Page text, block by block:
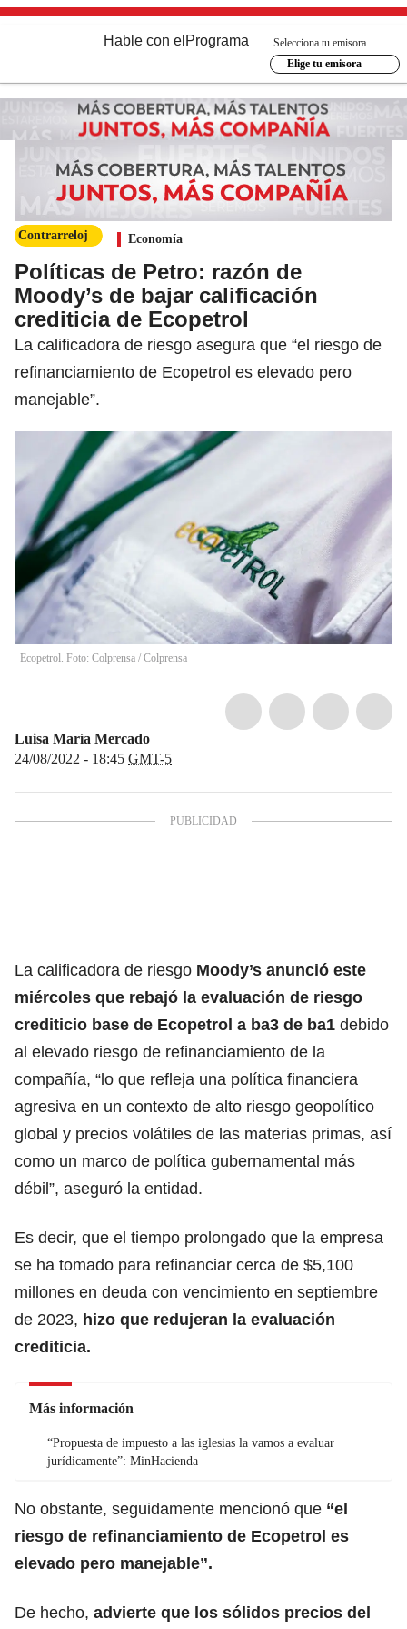
Hable con el Programa
Selecciona tu emisora
Elige tu emisora
Contrarreloj Economía
Políticas de Petro: razón de
Moody’s de bajar calificación
crediticia de Ecopetrol
La calificadora de riesgo asegura que “el riesgo de
refinanciamiento de Ecopetrol es elevado pero
manejable”.
Ecopetrol. Foto: Colprensa / Colprensa
Luisa María Mercado
24/08/2022 - 18:45 GMT-5
La calificadora de riesgo Moody’s anunció este
miércoles que rebajó la evaluación de riesgo
crediticio base de Ecopetrol a ba3 de ba1 debido
al elevado riesgo de refinanciamiento de la
compañía, “lo que refleja una política financiera
agresiva en un contexto de alto riesgo geopolítico
global y precios volátiles de las materias primas, así
como un marco de política gubernamental más
débil”, aseguró la entidad.
Es decir, que el tiempo prolongado que la empresa
se ha tomado para refinanciar cerca de $5,100
millones en deuda con vencimiento en septiembre
de 2023, hizo que redujeran la evaluación
crediticia.
Más información
“Propuesta de impuesto a las iglesias la vamos a evaluar
jurídicamente”: MinHacienda
No obstante, seguidamente mencionó que “el
riesgo de refinanciamiento de Ecopetrol es
elevado pero manejable”.
De hecho, advierte que los sólidos precios del